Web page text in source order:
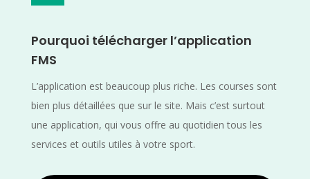
Pourquoi télécharger l’application
FMS
L’application est beaucoup plus riche. Les courses sont
bien plus détaillées que sur le site. Mais c’est surtout
une application, qui vous offre au quotidien tous les
services et outils utiles à votre sport.